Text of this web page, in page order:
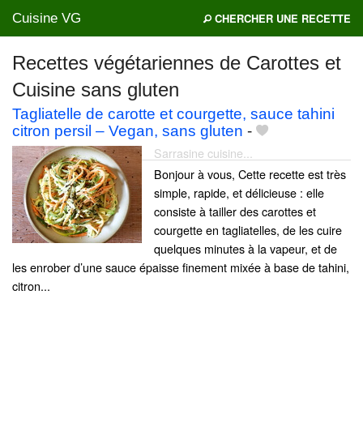
Cuisine VG CHERCHER UNE RECETTE
Recettes végétariennes de Carottes et
Cuisine sans gluten
Tagliatelle de carotte et courgette, sauce tahini
citron persil – Vegan, sans gluten -
Sarrasine cuisine...
Bonjour à vous, Cette recette est très
simple, rapide, et délicieuse : elle
consiste à tailler des carottes et
courgette en tagliatelles, de les cuire
quelques minutes à la vapeur, et de
les enrober d’une sauce épaisse finement mixée à base de tahini,
citron...